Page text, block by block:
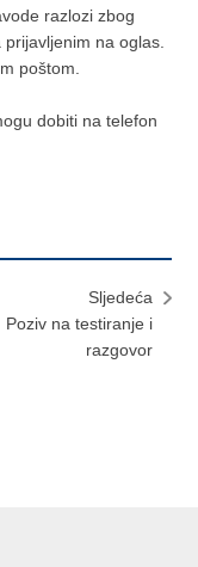
razlozi zbog
na oglas.
poštom.
dobiti na telefon
Sljedeća
Poziv na testiranje i
razgovor